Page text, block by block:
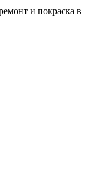
и покраска в